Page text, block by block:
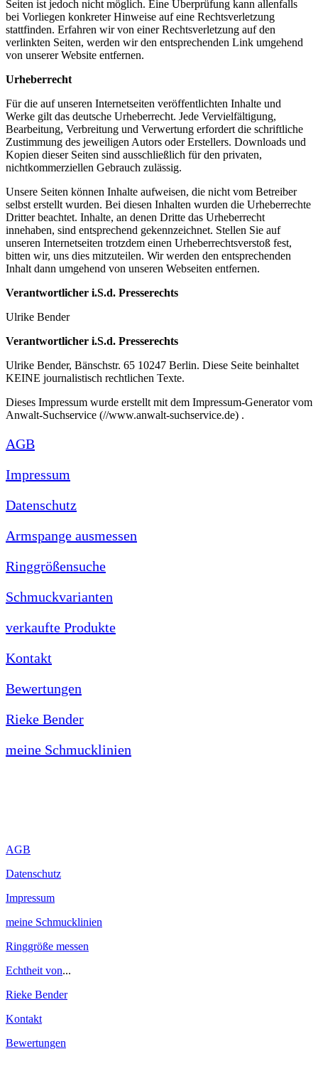
Seiten ist jedoch nicht möglich. Eine Überprüfung kann allenfalls
bei Vorliegen konkreter Hinweise auf eine Rechtsverletzung
stattfinden. Erfahren wir von einer Rechtsverletzung auf den
verlinkten Seiten, werden wir den entsprechenden Link umgehend
von unserer Website entfernen.
Urheberrecht
Für die auf unseren Internetseiten veröffentlichten Inhalte und
Werke gilt das deutsche Urheberrecht. Jede Vervielfältigung,
Bearbeitung, Verbreitung und Verwertung erfordert die schriftliche
Zustimmung des jeweiligen Autors oder Erstellers. Downloads und
Kopien dieser Seiten sind ausschließlich für den privaten,
nichtkommerziellen Gebrauch zulässig.
Unsere Seiten können Inhalte aufweisen, die nicht vom Betreiber
selbst erstellt wurden. Bei diesen Inhalten wurden die Urheberrechte
Dritter beachtet. Inhalte, an denen Dritte das Urheberrecht
innehaben, sind entsprechend gekennzeichnet. Stellen Sie auf
unseren Internetseiten trotzdem einen Urheberrechtsverstoß fest,
bitten wir, uns dies mitzuteilen. Wir werden den entsprechenden
Inhalt dann umgehend von unseren Webseiten entfernen.
Verantwortlicher i.S.d. Presserechts
Ulrike Bender
Verantwortlicher i.S.d. Presserechts
Ulrike Bender, Bänschstr. 65 10247 Berlin. Diese Seite beinhaltet
KEINE journalistisch rechtlichen Texte.
Dieses Impressum wurde erstellt mit dem Impressum-Generator vom
Anwalt-Suchservice (//www.anwalt-suchservice.de) .
AGB
Impressum
Datenschutz
Armspange ausmessen
Ringgrößensuche
Schmuckvarianten
verkaufte Produkte
Kontakt
Bewertungen
Rieke Bender
meine Schmucklinien
AGB
Datenschutz
Impressum
meine Schmucklinien
Ringgröße messen
Echtheit von...
Rieke Bender
Kontakt
Bewertungen